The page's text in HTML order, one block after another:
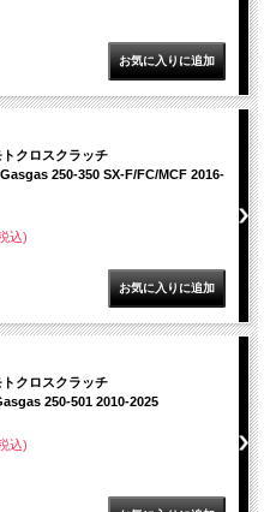
クロスクラッチ
250-350 SX-F/FC/MCF 2016-
込)
クロスクラッチ
250-501 2010-2025
込)